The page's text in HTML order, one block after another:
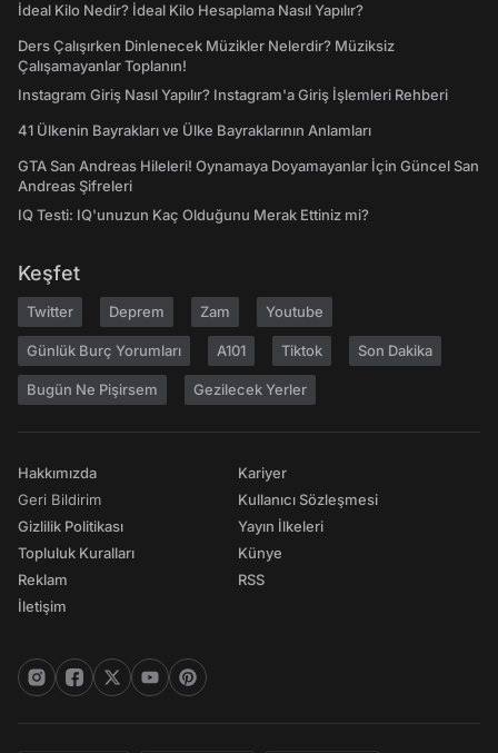
İdeal Kilo Nedir? İdeal Kilo Hesaplama Nasıl Yapılır?
Ders Çalışırken Dinlenecek Müzikler Nelerdir? Müziksiz
Çalışamayanlar Toplanın!
Instagram Giriş Nasıl Yapılır? Instagram'a Giriş İşlemleri Rehberi
41 Ülkenin Bayrakları ve Ülke Bayraklarının Anlamları
GTA San Andreas Hileleri! Oynamaya Doyamayanlar İçin Güncel San
Andreas Şifreleri
IQ Testi: IQ'unuzun Kaç Olduğunu Merak Ettiniz mi?
Keşfet
Twitter Deprem Zam Youtube
Günlük Burç Yorumları A101 Tiktok Son Dakika
Bugün Ne Pişirsem Gezilecek Yerler
Hakkımızda
Geri Bildirim
Gizlilik Politikası
Topluluk Kuralları
Reklam
İletişim
Kariyer
Kullanıcı Sözleşmesi
Yayın İlkeleri
Künye
RSS